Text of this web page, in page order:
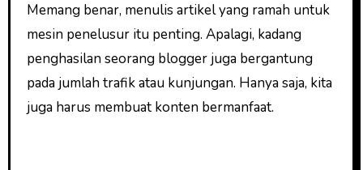
Memang benar, menulis artikel yang ramah untuk
mesin penelusur itu penting. Apalagi, kadang
penghasilan seorang blogger juga bergantung
pada jumlah trafik atau kunjungan. Hanya saja, kita
juga harus membuat konten bermanfaat.